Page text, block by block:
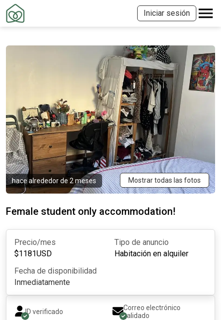
Iniciar sesión
hace alrededor de 2 meses Mostrar todas las fotos
Female student only accommodation!
Precio/mes
$1181USD
Tipo de anuncio
Habitación en alquiler
Fecha de disponibilidad
Inmediatamente
ID verificado
Correo electrónico
validado